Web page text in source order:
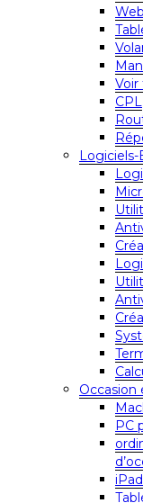
Voir
CPL
Occasion
PC